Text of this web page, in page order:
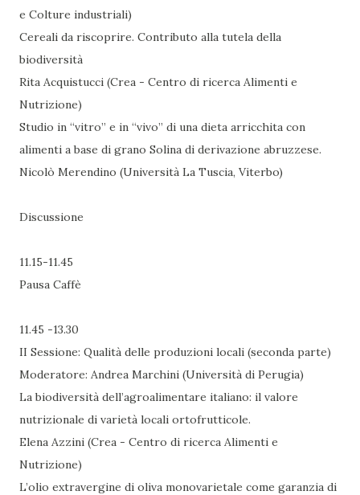
e Colture industriali)
Cereali da riscoprire. Contributo alla tutela della
biodiversità
Rita Acquistucci (Crea - Centro di ricerca Alimenti e
Nutrizione)
Studio in “vitro” e in “vivo” di una dieta arricchita con
alimenti a base di grano Solina di derivazione abruzzese.
Nicolò Merendino (Università La Tuscia, Viterbo)
Discussione
11.15-11.45
Pausa Caffè
11.45 -13.30
II Sessione: Qualità delle produzioni locali (seconda parte)
Moderatore: Andrea Marchini (Università di Perugia)
La biodiversità dell’agroalimentare italiano: il valore
nutrizionale di varietà locali ortofrutticole.
Elena Azzini (Crea - Centro di ricerca Alimenti e
Nutrizione)
L’olio extravergine di oliva monovarietale come garanzia di